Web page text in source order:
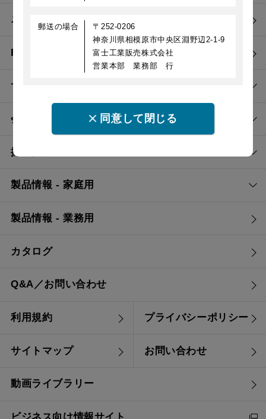
郵送の場合
〒252-0206
神奈川県相模原市中央区淵野辺2-1-9
富士工業販売株式会社
営業本部 業務部 行
同意して閉じる
ニュース
FUJIOHについて
サステナビリティ
会社情報
採用情報
製品情報 - 家庭用
製品情報 - 業務用
カタログ
Q&A／お問い合わせ
利用規約 プライバシーポリシー
サイトマップ お問い合わせ
動画ライブラリー